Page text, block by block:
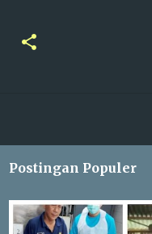
Postingan Populer